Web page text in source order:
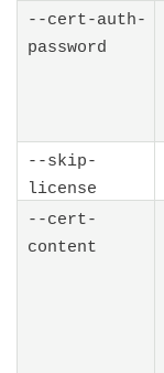
--cert-auth-
password
--skip-
license
--cert-
content